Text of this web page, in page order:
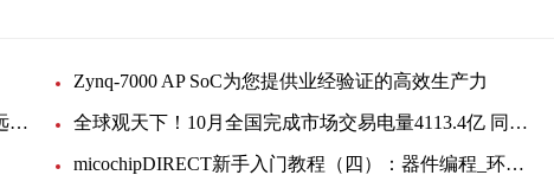
Zynq-7000 AP SoC为您提供业经验证的高效生产力
天天新动态：宜宾市人大常委会副主任邓前卫莅临远东股份宜宾智能产业园指导调研 全球观天下！10月全国完成市场交易电量4113.4亿 同比增36.1%
micochipDIRECT新手入门教程（四）：器件编程_环球头条